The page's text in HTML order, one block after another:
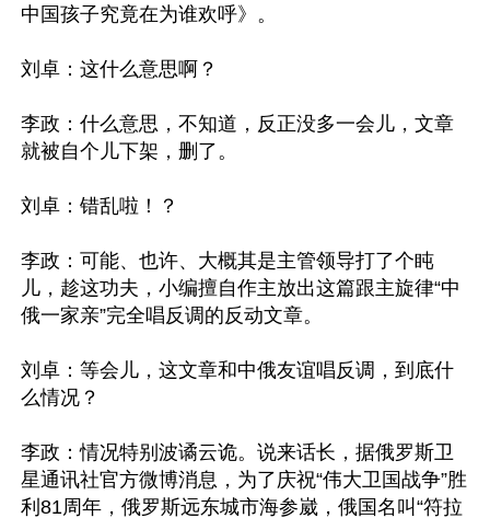
中国孩子究竟在为谁欢呼》。
刘卓：这什么意思啊？
李政：什么意思，不知道，反正没多一会儿，文章
就被自个儿下架，删了。
刘卓：错乱啦！？
李政：可能、也许、大概其是主管领导打了个盹
儿，趁这功夫，小编擅自作主放出这篇跟主旋律“中
俄一家亲”完全唱反调的反动文章。
刘卓：等会儿，这文章和中俄友谊唱反调，到底什
么情况？
李政：情况特别波谲云诡。说来话长，据俄罗斯卫
星通讯社官方微博消息，为了庆祝“伟大卫国战争”胜
利81周年，俄罗斯远东城市海参崴，俄国名叫“符拉